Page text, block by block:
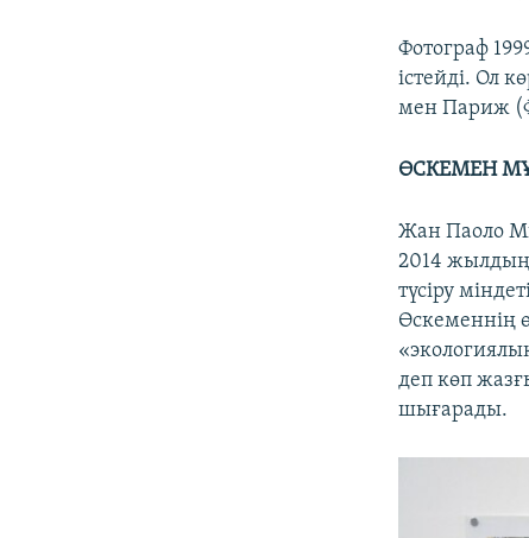
Фотограф
істейді. Ол
мен Париж
ӨСКЕМЕН
Жан Паоло
2014
түсіру
Өскеменнің
деп көп
шығарады.